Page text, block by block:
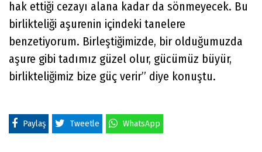
hak ettiği cezayı alana kadar da sönmeyecek. Bu
birlikteliği aşurenin içindeki tanelere
benzetiyorum. Birleştiğimizde, bir olduğumuzda
aşure gibi tadımız güzel olur, gücümüz büyür,
birlikteliğimiz bize güç verir” diye konuştu.
Paylaş Tweetle WhatsApp